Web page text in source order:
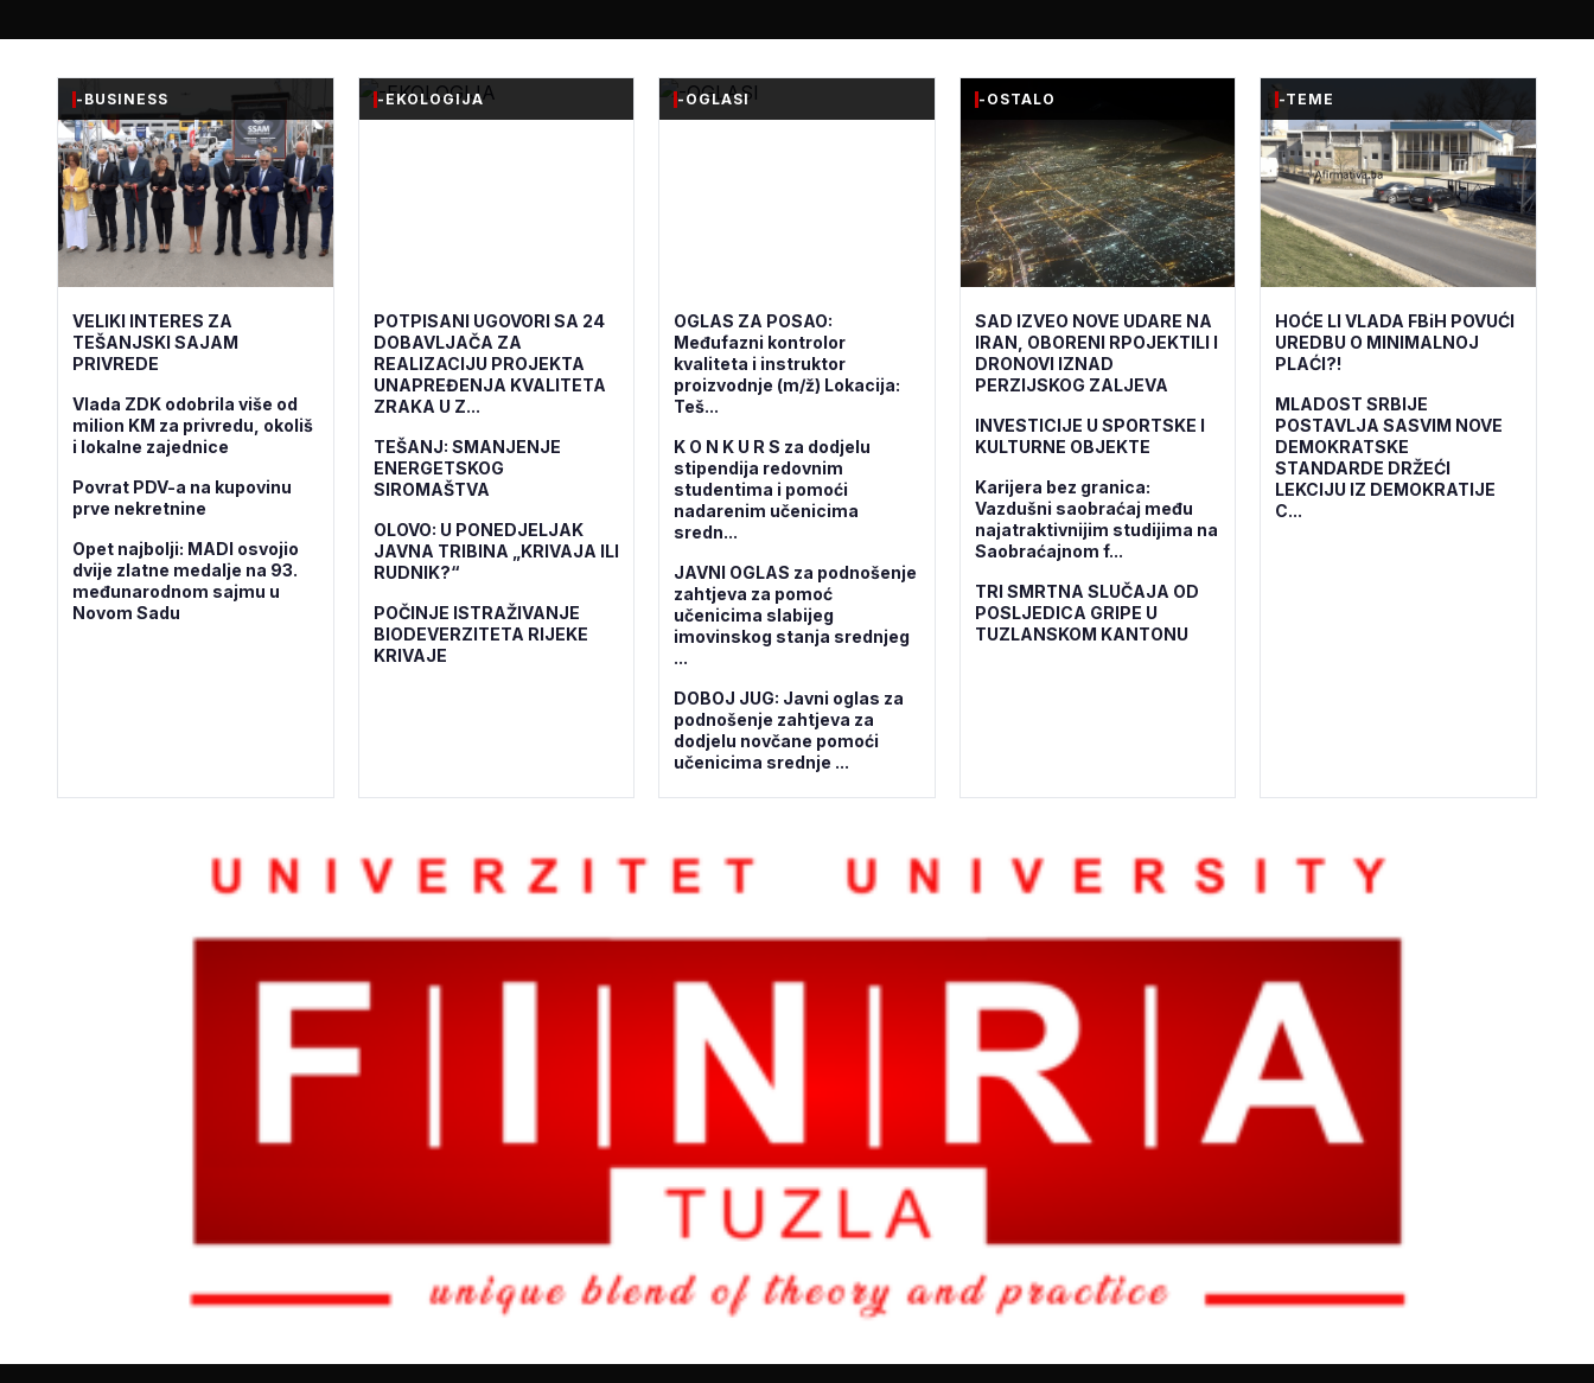
-BUSINESS
VELIKI INTERES ZA
TEŠANJSKI SAJAM
PRIVREDE
Vlada ZDK odobrila više od
milion KM za privredu, okoliš
i lokalne zajednice
Povrat PDV-a na kupovinu
prve nekretnine
Opet najbolji: MADI osvojio
dvije zlatne medalje na 93.
međunarodnom sajmu u
Novom Sadu
-EKOLOGIJA
POTPISANI UGOVORI SA 24
DOBAVLJAČA ZA
REALIZACIJU PROJEKTA
UNAPREĐENJA KVALITETA
ZRAKA U Z...
TEŠANJ: SMANJENJE
ENERGETSKOG
SIROMAŠTVA
OLOVO: U PONEDJELJAK
JAVNA TRIBINA „KRIVAJA ILI
RUDNIK?“
POČINJE ISTRAŽIVANJE
BIODEVERZITETA RIJEKE
KRIVAJE
-OGLASI
OGLAS ZA POSAO:
Međufazni kontrolor
kvaliteta i instruktor
proizvodnje (m/ž) Lokacija:
Teš...
K O N K U R S za dodjelu
stipendija redovnim
studentima i pomoći
nadarenim učenicima
sredn...
JAVNI OGLAS za podnošenje
zahtjeva za pomoć
učenicima slabijeg
imovinskog stanja srednjeg
...
DOBOJ JUG: Javni oglas za
podnošenje zahtjeva za
dodjelu novčane pomoći
učenicima srednje ...
-OSTALO
SAD IZVEO NOVE UDARE NA
IRAN, OBORENI RPOJEKTILI I
DRONOVI IZNAD
PERZIJSKOG ZALJEVA
INVESTICIJE U SPORTSKE I
KULTURNE OBJEKTE
Karijera bez granica:
Vazdušni saobraćaj među
najatraktivnijim studijima na
Saobraćajnom f...
TRI SMRTNA SLUČAJA OD
POSLJEDICA GRIPE U
TUZLANSKOM KANTONU
-TEME
HOĆE LI VLADA FBiH POVUĆI
UREDBU O MINIMALNOJ
PLAĆI?!
MLADOST SRBIJE
POSTAVLJA SASVIM NOVE
DEMOKRATSKE
STANDARDE DRŽEĆI
LEKCIJU IZ DEMOKRATIJE
C...